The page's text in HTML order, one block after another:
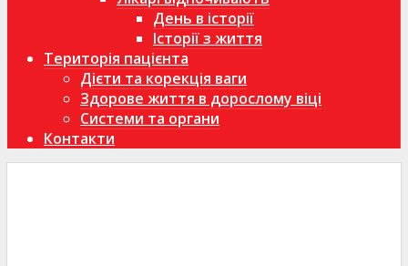
День в історії
Історії з життя
Територія пацієнта
Дієти та корекція ваги
Здорове життя в дорослому віці
Системи та органи
Контакти